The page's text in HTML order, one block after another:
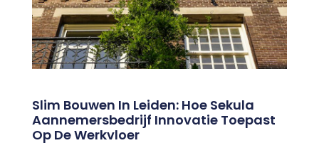
Slim Bouwen In Leiden: Hoe Sekula
Aannemersbedrijf Innovatie Toepast
Op De Werkvloer